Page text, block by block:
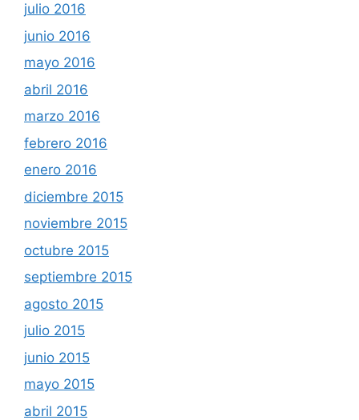
julio 2016
junio 2016
mayo 2016
abril 2016
marzo 2016
febrero 2016
enero 2016
diciembre 2015
noviembre 2015
octubre 2015
septiembre 2015
agosto 2015
julio 2015
junio 2015
mayo 2015
abril 2015